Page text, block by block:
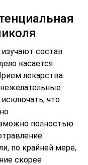
состав
касается
лекарства
что
полностью
по крайней мере,
скорее